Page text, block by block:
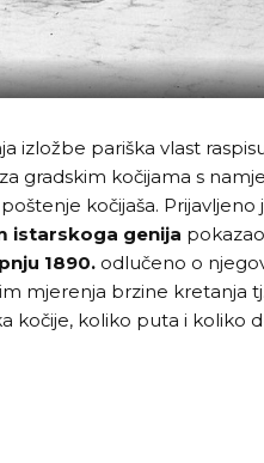
izložbe pariška vlast
gradskim kočijama s
kočijaša. Prijavljeno
istarskoga genija pokazao
1890. odlučeno o
mjerenja brzine kretanja tj.
kočije, koliko puta i koliko